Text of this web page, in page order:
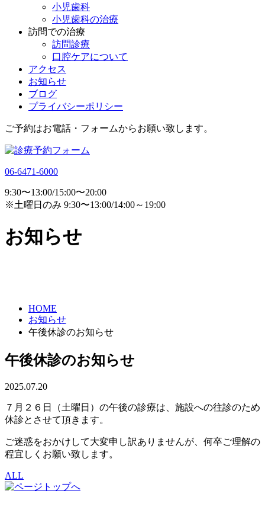
小児歯科
小児歯科の治療
訪問での治療
訪問診療
口腔ケアについて
アクセス
お知らせ
ブログ
プライバシーポリシー
ご予約はお電話・フォームからお願い致します。
06-6471-6000
9:30〜13:00/15:00〜20:00
※土曜日のみ 9:30〜13:00/14:00～19:00
お知らせ
HOME
お知らせ
午後休診のお知らせ
午後休診のお知らせ
2025.07.20
７月２６日（土曜日）の午後の診療は、施設への往診のため
休診とさせて頂きます。
ご迷惑をおかけして大変申し訳ありませんが、何卒ご理解の
程宜しくお願い致します。
ALL